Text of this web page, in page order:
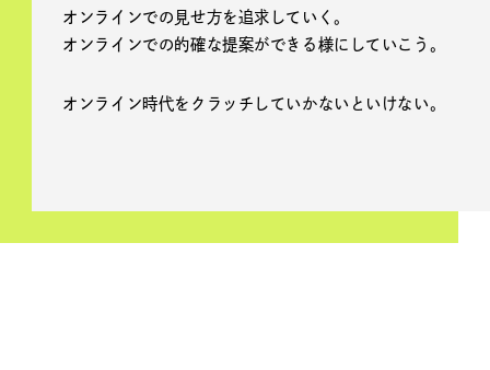
オンラインでの見せ方を追求していく。
オンラインでの的確な提案ができる様にしていこう。
オンライン時代をクラッチしていかないといけない。